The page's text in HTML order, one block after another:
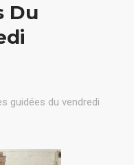
Du
guidées du vendredi